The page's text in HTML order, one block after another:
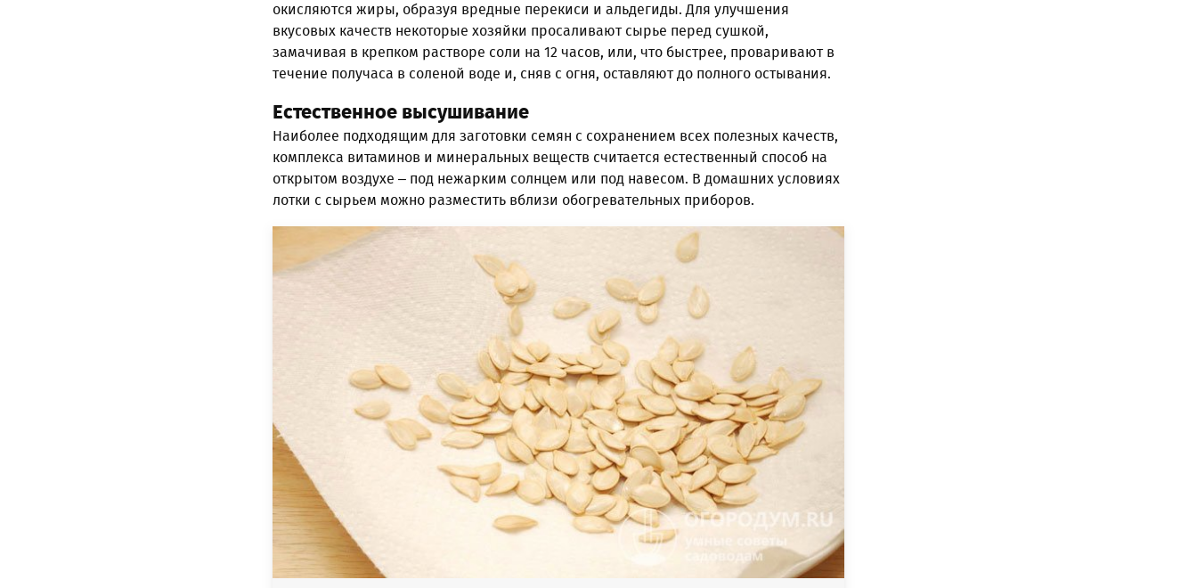
окисляются жиры, образуя вредные перекиси и альдегиды. Для улучшения
вкусовых качеств некоторые хозяйки просаливают сырье перед сушкой,
замачивая в крепком растворе соли на 12 часов, или, что быстрее, проваривают в
течение получаса в соленой воде и, сняв с огня, оставляют до полного остывания.
Естественное высушивание
Наиболее подходящим для заготовки семян с сохранением всех полезных качеств,
комплекса витаминов и минеральных веществ считается естественный способ на
открытом воздухе – под нежарким солнцем или под навесом. В домашних условиях
лотки с сырьем можно разместить вблизи обогревательных приборов.